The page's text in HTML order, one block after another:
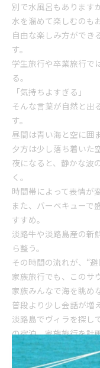
別で水風呂もあります
水を溜めて楽しむのも
自由な楽しみ方ができ
す。
学生旅行や卒業旅行で
る。
「気持ちよすぎる」
そんな言葉が自然と出
す。
昼間は青い海と空に囲
夕方は少し落ち着いた
夜になると、静かな波
く。
時間帯によって表情が
また、バーベキューで
すすめ。
淡路牛や淡路島産の新
ら整う。
その時間の流れが、“
家族旅行でも、このサ
家族みんなで海を眺め
普段より少し会話が増
淡路島でヴィラを探し
の宿泊、家族旅行を計
海を眺めながら心まで
験してみてください。